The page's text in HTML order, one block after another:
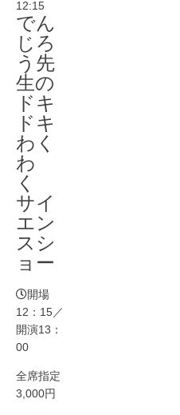
12:15
でん
じろ
う先
生の
ドキ
ドキ
わく
わ
く
サイ
エン
スシ
ョー
開場
12：15／
開演13：
00
全席指定
3,000円